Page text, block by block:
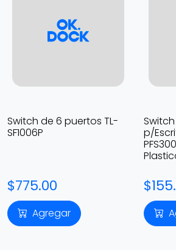
Switch de 6 puertos TL-
SF1006P
$775.00
Agregar
Switch
p/